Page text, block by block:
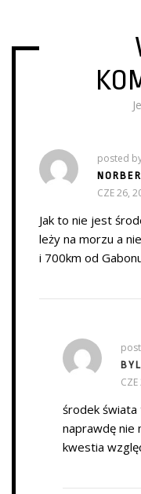
posted
CZE 26,
Jak to nie jest
leży na morzu a
i 700km od
środek świata
naprawdę nie
kwestia